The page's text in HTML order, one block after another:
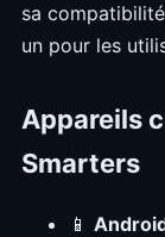
sa
un pour les
Appareils
Smarters
📱